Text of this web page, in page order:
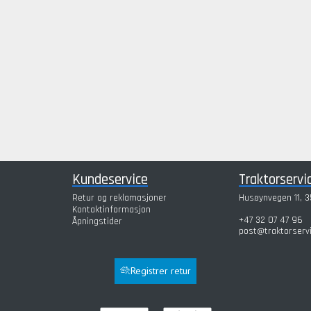
Kundeservice
Retur og reklamasjoner
Kontaktinformasjon
Åpningstider
Husøynvegen 11,
+47 32 07 47 96
Registrer retur